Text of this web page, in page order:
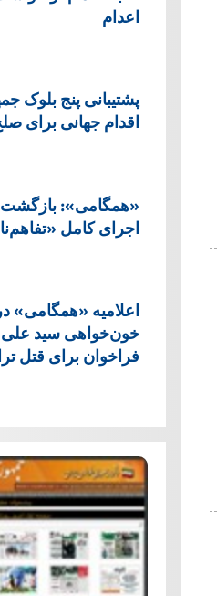
اعدام
پشتيبانی پنج بلوک
اقدام جهانی برای
«همگامی»: بازگشت
اجرای کامل
اعلامیه «همگامی»
خون‌خواهی سید علی
فراخوان برای قتل